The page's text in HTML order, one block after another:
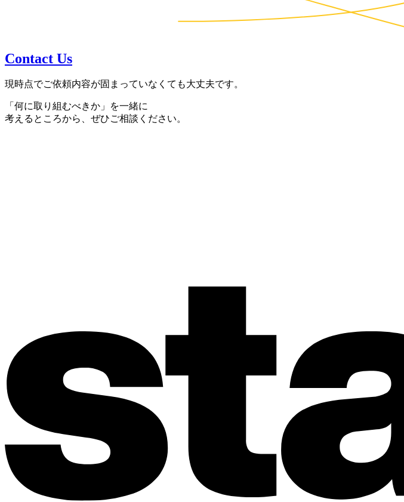
Contact Us
現時点でご依頼内容が固まっていなくても大丈夫です。
「何に取り組むべきか」を一緒に
考えるところから、ぜひご相談ください。